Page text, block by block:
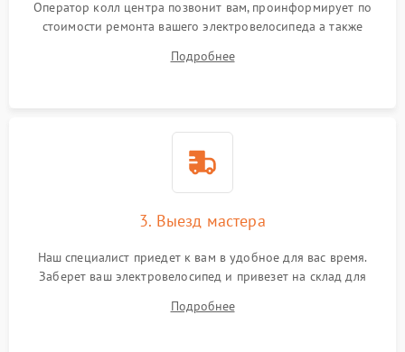
Оператор колл центра позвонит вам, проинформирует по
стоимости ремонта вашего электровелосипеда а также
Подробнее
3. Выезд мастера
Наш специалист приедет к вам в удобное для вас время.
Заберет ваш электровелосипед и привезет на склад для
Подробнее